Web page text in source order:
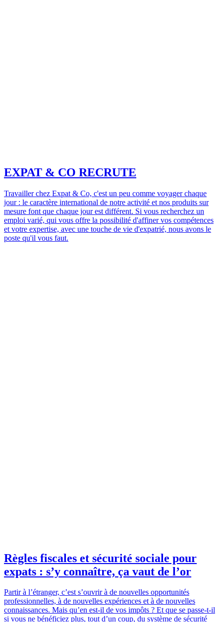
EXPAT & CO RECRUTE
Travailler chez Expat & Co, c'est un peu comme voyager chaque
jour : le caractère international de notre activité et nos produits sur
mesure font que chaque jour est différent. Si vous recherchez un
emploi varié, qui vous offre la possibilité d'affiner vos compétences
et votre expertise, avec une touche de vie d'expatrié, nous avons le
poste qu'il vous faut.
Règles fiscales et sécurité sociale pour
expats : s’y connaître, ça vaut de l’or
Partir à l’étranger, c’est s’ouvrir à de nouvelles opportunités
professionnelles, à de nouvelles expériences et à de nouvelles
connaissances. Mais qu’en est-il de vos impôts ? Et que se passe-t-il
si vous ne bénéficiez plus, tout d’un coup, du système de sécurité